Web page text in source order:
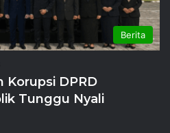
Berita
Korupsi DPRD
Tunggu Nyali